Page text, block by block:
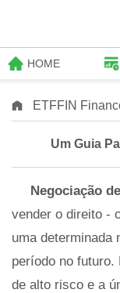
HOME
ETFFIN
Um Guia
Negociação
vender o direito -
uma determinada
período no futuro.
de alto risco e a